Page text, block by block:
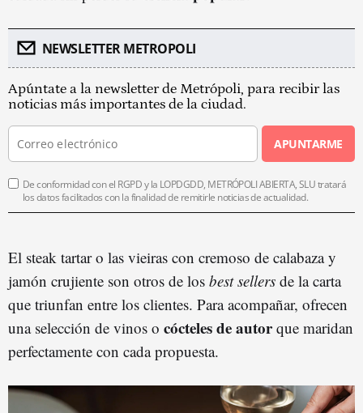
NEWSLETTER METROPOLI
Apúntate a la newsletter de Metrópoli, para recibir las
noticias más importantes de la ciudad.
APUNTARME
De conformidad con el RGPD y la LOPDGDD, METRÓPOLI ABIERTA, SLU tratará
los datos facilitados con la finalidad de remitirle noticias de actualidad.
El steak tartar o las vieiras con cremoso de calabaza y
jamón crujiente son otros de los best sellers de la carta
que triunfan entre los clientes. Para acompañar, ofrecen
una selección de vinos o cócteles de autorque maridan
perfectamente con cada propuesta.